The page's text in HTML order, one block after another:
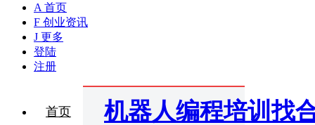
A 首页
F 创业资讯
J 更多
登陆
注册
首页 机器人编程培训找